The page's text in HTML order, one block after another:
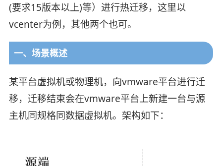
(要求15版本以上)等）进行热迁移，这里以
vcenter为例，其他两个也可。
一、场景概述
某平台虚拟机或物理机，向vmware平台进行迁
移，迁移结束会在vmware平台上新建一台与源
主机同规格同数据虚拟机。架构如下：